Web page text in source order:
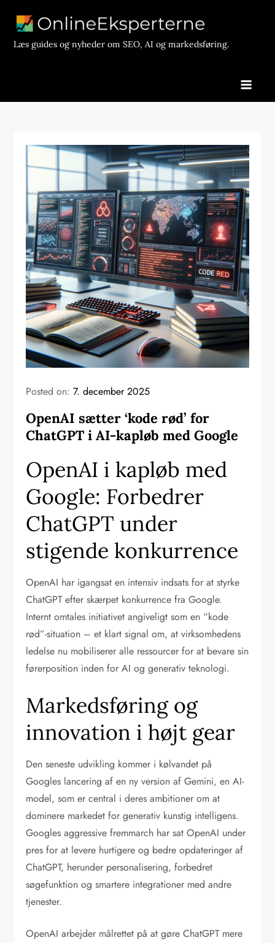
contentLæs guides og nyheder om SEO, AI og markedsføring.
Posted on:7. december 2025
OpenAI sætter ‘kode rød’ for
ChatGPT i AI-kapløb med Google
OpenAI i kapløb med
Google: Forbedrer
ChatGPT under
stigende konkurrence
OpenAI har igangsat en intensiv indsats for at styrke
ChatGPT efter skærpet konkurrence fra Google.
Internt omtales initiativet angiveligt som en “kode
rød”-situation – et klart signal om, at virksomhedens
ledelse nu mobiliserer alle ressourcer for at bevare sin
førerposition inden for AI og generativ teknologi.
Markedsføring og
innovation i højt gear
Den seneste udvikling kommer i kølvandet på
Googles lancering af en ny version af Gemini, en AI-
model, som er central i deres ambitioner om at
dominere markedet for generativ kunstig intelligens.
Googles aggressive fremmarch har sat OpenAI under
pres for at levere hurtigere og bedre opdateringer af
ChatGPT, herunder personalisering, forbedret
søgefunktion og smartere integrationer med andre
tjenester.
OpenAI arbejder målrettet på at gøre ChatGPT mere